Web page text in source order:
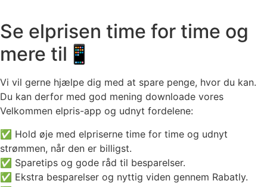
Se elprisen time for time og
mere til📱
Vi vil gerne hjælpe dig med at spare penge, hvor du kan.
Du kan derfor med god mening downloade vores
Velkommen elpris-app og udnyt fordelene:
✅ Hold øje med elpriserne time for time og udnyt
strømmen, når den er billigst.
✅ Sparetips og gode råd til besparelser.
✅ Ekstra besparelser og nyttig viden gennem Rabatly.